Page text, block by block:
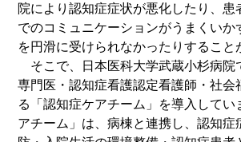
院により認知症症状が悪化したり、患
でのコミュニケーションがうまくいか
を円滑に受けられなかったりすること
そこで、日本医科大学武蔵小杉病院
専門医・認知症看護認定看護師・社会
る「認知症ケアチーム」を導入してい
アチーム」は、病棟と連携し、認知症